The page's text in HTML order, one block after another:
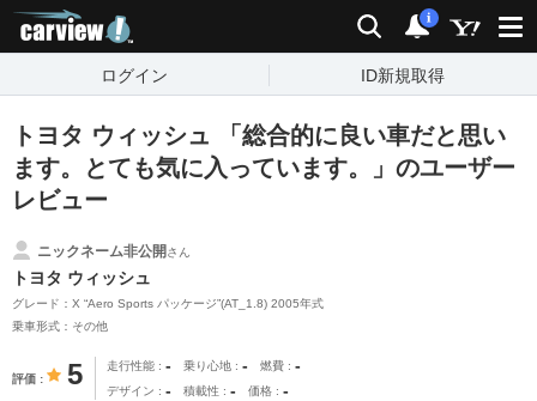
検索 通知
i
ログイン ID新規取得
トヨタ ウィッシュ 「総合的に良い車だと思い
ます。とても気に入っています。」のユーザー
レビュー
ニックネーム非公開さん
トヨタ ウィッシュ
グレード：X “Aero Sports パッケージ”(AT_1.8) 2005年式
乗車形式：その他
評価 5 走行性能 - 乗り心地 - 燃費 -
デザイン - 積載性 - 価格 -